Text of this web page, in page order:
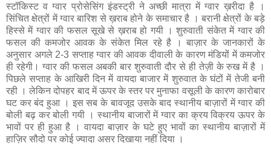
स्टॉकिस्ट व ग्वार प्रोसेसिंग इंडस्ट्री ने अच्छी मात्रा में ग्वार ख़रीदा है ।
सिंचित क्षेत्रों में ग्वार बारिश से ख़राब होने के समाचार है । बरानी क्षेत्रों के बड़े
हिस्से में ग्वार की फसल सूखे से ख़राब हो गयी । शुरुवाती संकेत में ग्वार की
फसल की कमजोर आवक के संकेत मिल रहे है । बाज़ार के जानकारों के
अनुसार अगले 2-3 सप्ताह ग्वार की आवक दीवाली के कारण मंडियों में कमजोर
ही रहेगी। ग्वार की फसल अबकी बार शुरुवाती दौर से ही तेज़ी के रुख में है ।
पिछले सप्ताह के आखिरी दिन में वायदा बाजार में शुरुवात के घंटों में तेजी बनी
रही । लेकिन दोपहर बाद में ऊपर के स्तर पर मुनाफा वसूली के कारण कारोबार
घट कर बंद हुआ । इस सब के बावजूद उसके बाद स्थानीय बाज़ारों में ग्वार की
बोली बढ़ कर बोली गयी । स्थानीय बाजारों में ग्वार का क्रय विक्रय ऊपर के
भावों पर ही हुआ है । वायदा बाज़ार के घटे हुए भावों का स्थानीय बाज़ारों में
हाज़िर सौदो पर कोई ज्यादा असर दिखाया नहीं दिया ।